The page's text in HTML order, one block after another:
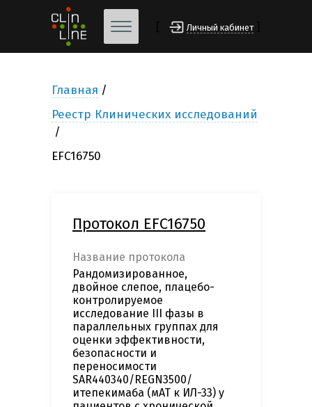
Личный кабинет
Главная
Реестр Клинических исследований
EFC16750
Протокол EFC16750
Название протокола
Рандомизированное,
двойное слепое, плацебо-
контролируемое
исследование III фазы в
параллельных группах для
оценки эффективности,
безопасности и
переносимости
SAR440340/REGN3500/
итепекимаба (мАТ к ИЛ-33) у